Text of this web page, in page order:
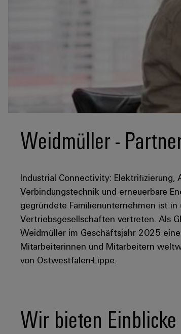
Weidmüller -
Industrial Connectivity: Elektrifizierung,
Verbindungstechnik und erneuerbare
gegründete Familienunternehmen ist
Vertriebsgesellschaften vertreten. Als
Weidmüller im Geschäftsjahr 2025
Mitarbeiterinnen und Mitarbeitern
von Ostwestfalen-Lippe.
Wir bieten